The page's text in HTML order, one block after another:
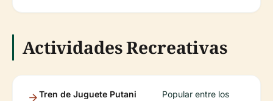
Actividades Recreativas
Tren de Juguete Putani
Popular entre los